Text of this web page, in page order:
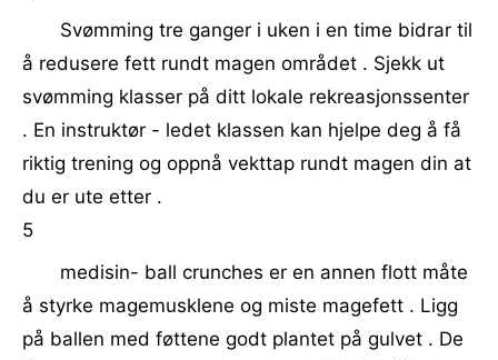
Svømming tre ganger i uken i en time bidrar til
å redusere fett rundt magen området . Sjekk ut
svømming klasser på ditt lokale rekreasjonssenter
. En instruktør - ledet klassen kan hjelpe deg å få
riktig trening og oppnå vekttap rundt magen din at
du er ute etter .
5
medisin- ball crunches er en annen flott måte
å styrke magemusklene og miste magefett . Ligg
på ballen med føttene godt plantet på gulvet . De